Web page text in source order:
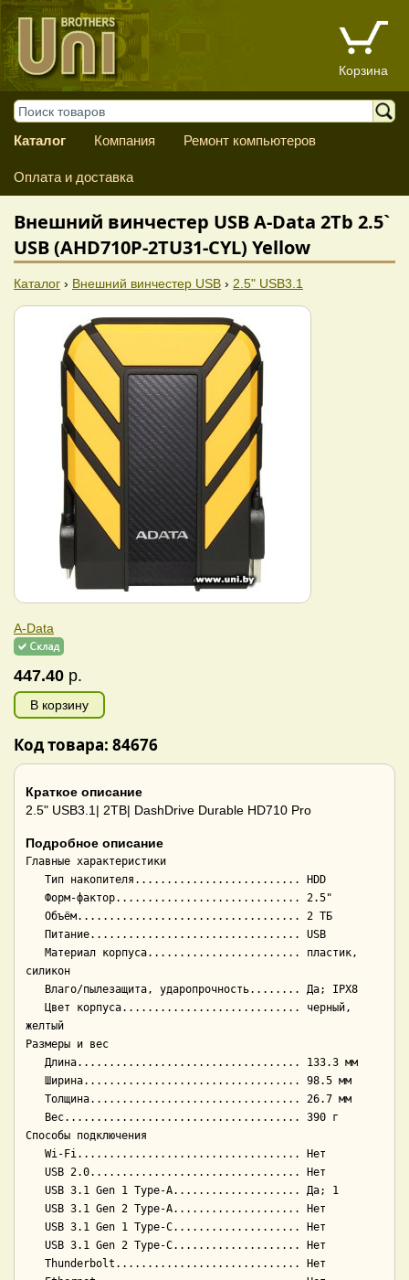
Корзина
Каталог Компания Ремонт компьютеров
Оплата и доставка
Внешний винчестер USB A-Data 2Tb 2.5`
USB (AHD710P-2TU31-CYL) Yellow
Каталог › Внешний винчестер USB › 2.5" USB3.1
A-Data
447.40 р.
В корзину
Код товара: 84676
Краткое описание
2.5" USB3.1| 2TB| DashDrive Durable HD710 Pro
Подробное описание
Главные характеристики
силикон
желтый
Размеры и вес
Способы подключения